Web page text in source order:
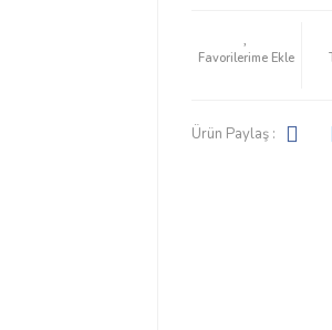
Ürün Paylaş :